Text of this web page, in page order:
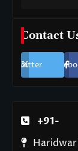
Contact
Twitter
+91-